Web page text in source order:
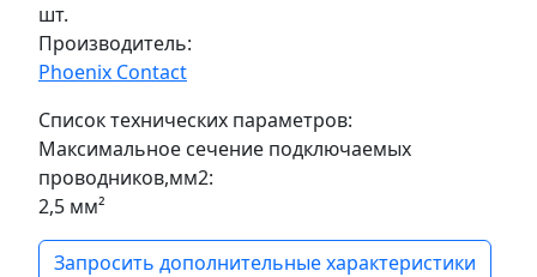
шт.
Производитель:
Phoenix Contact
Список технических параметров:
Максимальное сечение подключаемых
проводников,мм2:
2,5 мм²
Запросить дополнительные характеристики